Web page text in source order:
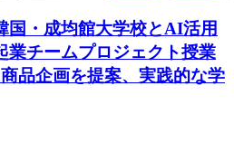
国・成均館大学校とAI活用
業チームプロジェクト授業
品企画を提案、実践的な学